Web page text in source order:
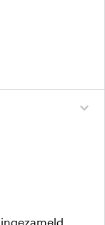
expand_more